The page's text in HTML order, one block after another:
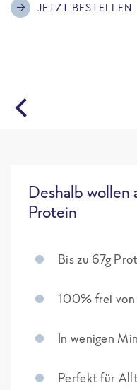
JETZT BESTELLEN
Deshalb wollen
Protein
Bis zu 67g
100% frei von
In wenigen
Perfekt für